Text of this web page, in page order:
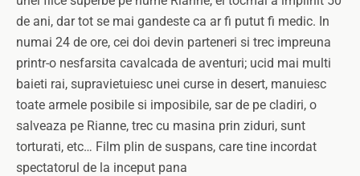
de ani, dar tot se mai gandeste ca ar fi putut fi medic. In
numai 24 de ore, cei doi devin parteneri si trec impreuna
printr-o nesfarsita cavalcada de aventuri; ucid mai multi
baieti rai, supravietuiesc unei curse in desert, manuiesc
toate armele posibile si imposibile, sar de pe cladiri, o
salveaza pe Rianne, trec cu masina prin ziduri, sunt
torturati, etc… Film plin de suspans, care tine incordat
spectatorul de la inceput pana